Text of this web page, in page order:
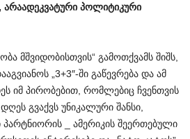
არაადეკვატური პოლიტიკური
მშვიდობისთვის“ გამოთქვამს შიშს,
„3+3″-ში გაწევრება და ამ
იმ პირობებით, რომლებიც ჩვენთვის
გვაქვს უნიკალური შანსი,
_ ამერიკის შეერთებული